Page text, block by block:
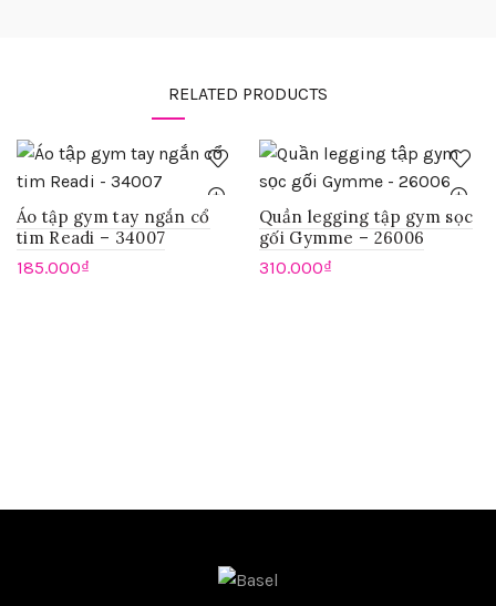
RELATED PRODUCTS
Áo tập gym tay ngắn cổ
tim Readi – 34007
185.000₫
Quần legging tập gym sọc
gối Gymme – 26006
310.000₫